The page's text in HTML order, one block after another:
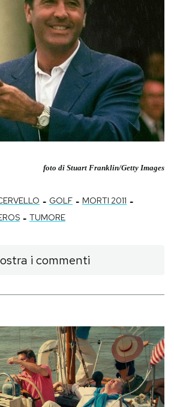
foto di Stuart Franklin/Getty Images
- GOLF - MORTI 2011 -
- TUMORE
i commenti